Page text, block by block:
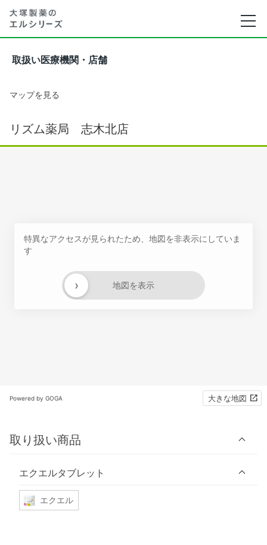
取扱い医療機関・店舗
マップを見る
リズム薬局 志木北店
特異なアクセスが見られたため、地図を非表示にしていま
す
地図を表示
›
Powered by GOGA 大きな地図
取り扱い商品
エクエルタブレット
エクエル